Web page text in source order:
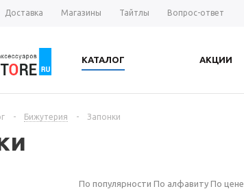
Доставка Магазины Тайтлы Вопрос-ответ
КАТАЛОГ АКЦИИ
- Бижутерия - Запонки
По популярности По алфавиту По цене